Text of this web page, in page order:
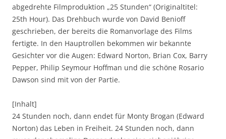
abgedrehte Filmproduktion „25 Stunden“ (Originaltitel:
25th Hour). Das Drehbuch wurde von David Benioff
geschrieben, der bereits die Romanvorlage des Films
fertigte. In den Hauptrollen bekommen wir bekannte
Gesichter vor die Augen: Edward Norton, Brian Cox, Barry
Pepper, Philip Seymour Hoffman und die schöne Rosario
Dawson sind mit von der Partie.
[Inhalt]
24 Stunden noch, dann endet für Monty Brogan (Edward
Norton) das Leben in Freiheit. 24 Stunden noch, dann